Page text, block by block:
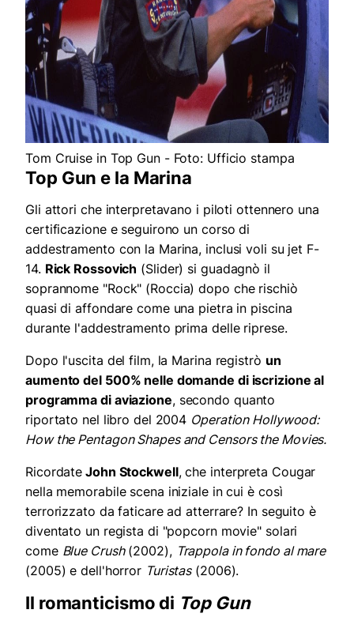
Tom Cruise in Top Gun - Foto: Ufficio stampa
Top Gun e la Marina
Gli attori che interpretavano i piloti ottennero una
certificazione e seguirono un corso di
addestramento con la Marina, inclusi voli su jet F-
14. Rick Rossovich (Slider) si guadagnò il
soprannome "Rock" (Roccia) dopo che rischiò
quasi di affondare come una pietra in piscina
durante l'addestramento prima delle riprese.
Dopo l'uscita del film, la Marina registrò un
aumento del 500% nelle domande di iscrizione al
programma di aviazione, secondo quanto
riportato nel libro del 2004 Operation Hollywood:
How the Pentagon Shapes and Censors the Movies.
Ricordate John Stockwell, che interpreta Cougar
nella memorabile scena iniziale in cui è così
terrorizzato da faticare ad atterrare? In seguito è
diventato un regista di "popcorn movie" solari
come Blue Crush(2002), Trappola in fondo al mare
(2005) e dell'horror Turistas(2006).
Il romanticismo di Top Gun